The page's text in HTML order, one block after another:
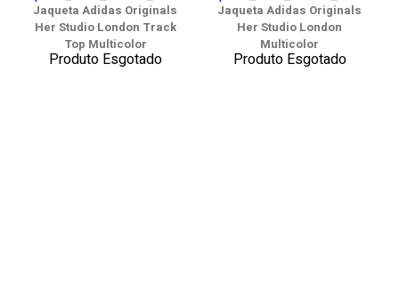
Jaqueta Adidas Originals
Her Studio London Track
Top Multicolor
Produto Esgotado
Jaqueta Adidas Originals
Her Studio London
Multicolor
Produto Esgotado